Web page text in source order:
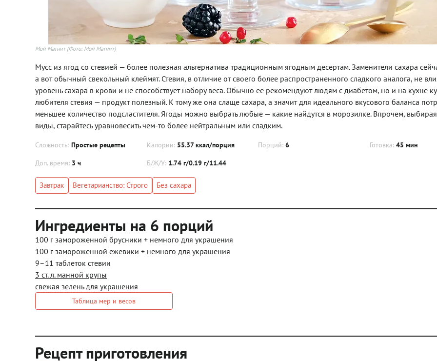
Мой Магнит(Фото: Мой Магнит)
Мусс из ягод со стевией — более полезная альтернатива традиционным ягодным десертам. Заменители сахара
а вот обычный свекольный клеймят. Стевия, в отличие от своего более распространенного сладкого аналога, не
уровень сахара в крови и не способствует набору веса. Обычно ее рекомендуют людям с диабетом, но и на кухне
любителя стевия — продукт полезный. К тому же она слаще сахара, а значит для идеального вкусового баланса
меньшее количество подсластителя. Ягоды можно выбрать любые — какие найдутся в морозилке. Впрочем,
виды, старайтесь уравновесить чем-то более нейтральным или сладким.
Сложность: Простые рецепты Калории: 55.37 ккал/порция Порций: 6 Готовка: 45 мин
Доп. время: 3 ч Б/Ж/У: 1.74 г/0.19 г/11.44
Завтрак Вегетарианство: Строго Без сахара
Ингредиенты на 6 порций
100 г замороженной брусники + немного для украшения
100 г замороженной ежевики + немного для украшения
9–11 таблеток стевии
3 ст. л. манной крупы
свежая зелень для украшения
Таблица мер и весов
Рецепт приготовления